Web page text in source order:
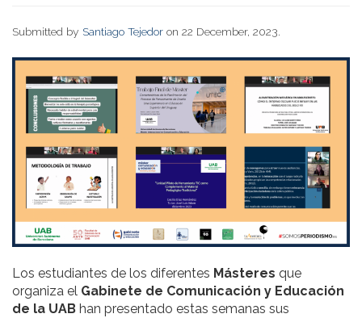
Submitted by Santiago Tejedor on 22 December, 2023.
Los estudiantes de los diferentes Másteres que
organiza el Gabinete de Comunicación y Educación
de la UAB han presentado estas semanas sus